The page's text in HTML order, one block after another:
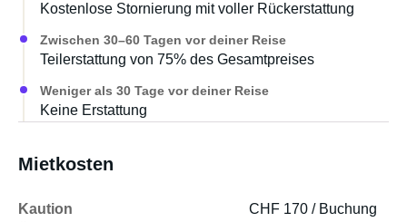
Kostenlose Stornierung mit voller Rückerstattung
Zwischen 30–60 Tagen vor deiner Reise
Teilerstattung von 75% des Gesamtpreises
Weniger als 30 Tage vor deiner Reise
Keine Erstattung
Mietkosten
Kaution
CHF 170 / Buchung